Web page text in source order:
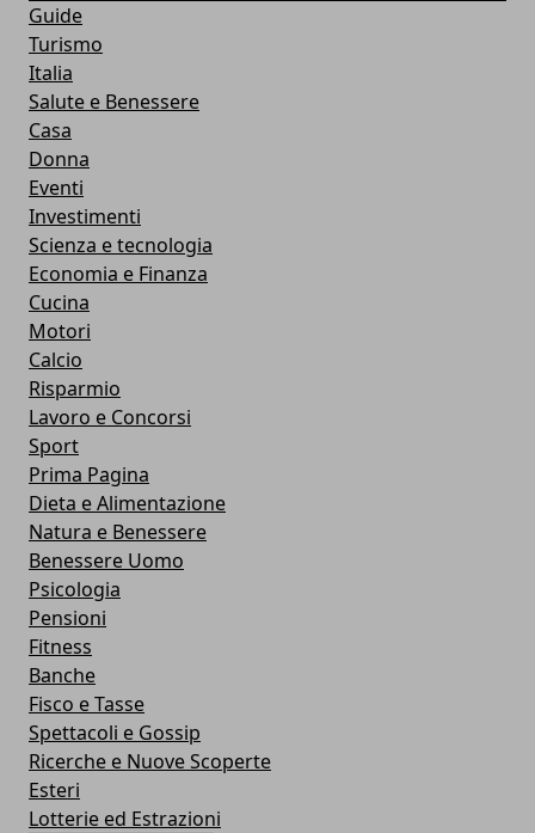
Guide
Turismo
Italia
Salute e Benessere
Casa
Donna
Eventi
Investimenti
Scienza e tecnologia
Economia e Finanza
Cucina
Motori
Calcio
Risparmio
Lavoro e Concorsi
Sport
Prima Pagina
Dieta e Alimentazione
Natura e Benessere
Benessere Uomo
Psicologia
Pensioni
Fitness
Banche
Fisco e Tasse
Spettacoli e Gossip
Ricerche e Nuove Scoperte
Esteri
Lotterie ed Estrazioni